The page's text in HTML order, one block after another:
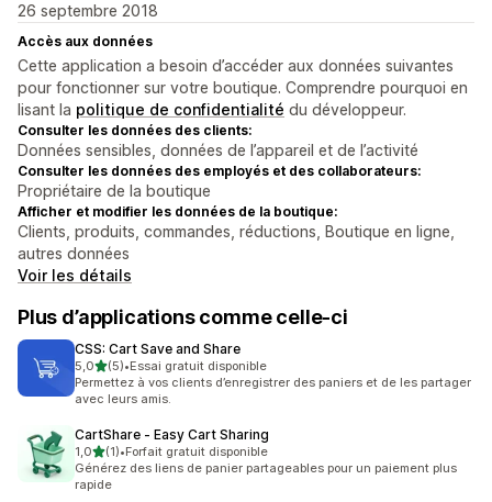
26 septembre 2018
Accès aux données
Cette application a besoin d’accéder aux données suivantes
pour fonctionner sur votre boutique. Comprendre pourquoi en
lisant la politique de confidentialité du développeur.
Consulter les données des clients:
Données sensibles, données de l’appareil et de l’activité
Consulter les données des employés et des collaborateurs:
Propriétaire de la boutique
Afficher et modifier les données de la boutique:
Clients, produits, commandes, réductions, Boutique en ligne,
autres données
Voir les détails
Plus d’applications comme celle-ci
CSS: Cart Save and Share
5,0étoile(s) sur 5
(5)
5 avis au total
•Essai gratuit disponible
Permettez à vos clients d’enregistrer des paniers et de les partager
avec leurs amis.
CartShare ‑ Easy Cart Sharing
1,0étoile(s) sur 5
(1)
1 avis au total
•Forfait gratuit disponible
Générez des liens de panier partageables pour un paiement plus
rapide